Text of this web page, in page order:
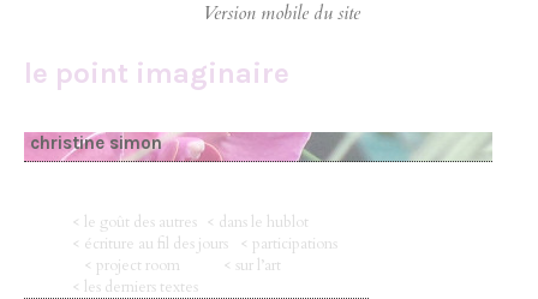
le point imaginaire
christine simon
< le goût des autres < dans le hublot
< écriture au fil des jours
< participations
< project room
< sur l’art
< les derniers textes